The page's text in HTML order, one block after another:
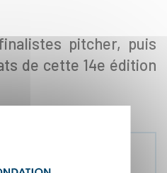
pitcher, puis
de cette 14e édition